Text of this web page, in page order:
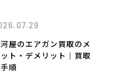
屋のエアガン買取のメ
ト・デメリット｜買取
順